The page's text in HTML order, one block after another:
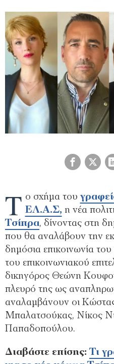
Τ ο σχήμα του
ΕΛ.Α.Σ, η νέα
Τσίπρα, δίνοντας στη
που θα αναλάβουν την
δημόσια επικοινωνία
του επικοινωνιακού
δικηγόρος Θεώνη
πλευρό της ως
αναλαμβάνουν οι
Μπαλατσούκας, Νίκος
Παπαδοπούλου.
Διαβάστε επίσης: Τι